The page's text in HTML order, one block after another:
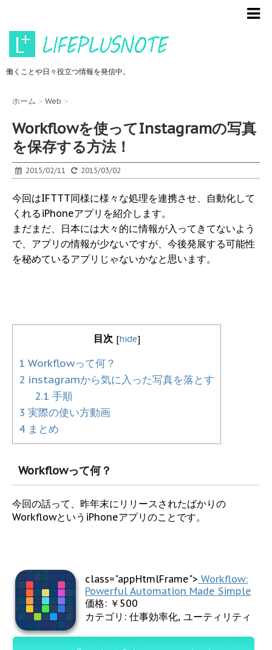
働くことや日々役立つ情報を発信中。
ホーム > Web >
Workflowを使ってInstagramの写真
を保存する方法！
2015/02/11 2015/03/02
今回はIFTTT同様に様々な処理を連携させ、自動化して
くれるiPhoneアプリを紹介します。
まだまだ、日本には大々的に情報が入ってきてないよう
で、アプリの情報が少ないですが、今後発展する可能性
を秘めているアプリじゃないかなと思います。
目次 [hide]
1 Workflowって何？
2 instagramから気に入った写真を落とす
2.1 手順
3 実際の使い方動画
4 まとめ
Workflowって何？
今回の話って、昨年末にリリースされたばかりの
WorkflowというiPhoneアプリのことです。
class="appHtmlFrame"> Workflow:
Powerful Automation Made Simple
価格: ￥500
カテゴリ: 仕事効率化, ユーティリティ